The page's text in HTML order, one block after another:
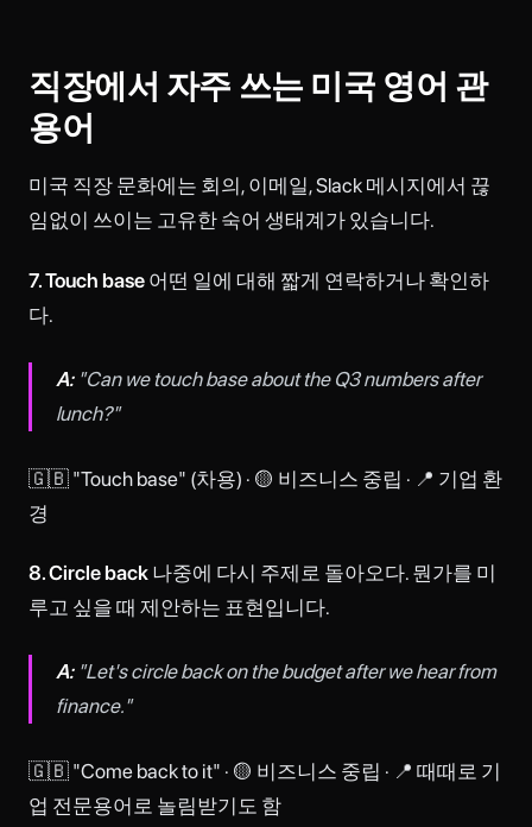
직장에서 자주 쓰는 미국 영어 관
용어
미국 직장 문화에는 회의, 이메일, Slack 메시지에서 끊
임없이 쓰이는 고유한 숙어 생태계가 있습니다.
7. Touch base 어떤 일에 대해 짧게 연락하거나 확인하
다.
A:"Can we touch base about the Q3 numbers after
lunch?"
🇬🇧 "Touch base" (차용) · 🟡 비즈니스 중립 · 📍 기업 환
경
8. Circle back 나중에 다시 주제로 돌아오다. 뭔가를 미
루고 싶을 때 제안하는 표현입니다.
A:"Let's circle back on the budget after we hear from
finance."
🇬🇧 "Come back to it" · 🟡 비즈니스 중립 · 📍 때때로 기
업 전문용어로 놀림받기도 함